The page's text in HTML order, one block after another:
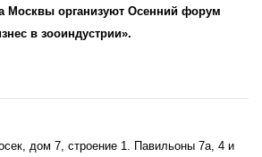
Москвы организуют Осенний форум
в зооиндустрии».
дом 7, строение 1. Павильоны 7а, 4 и